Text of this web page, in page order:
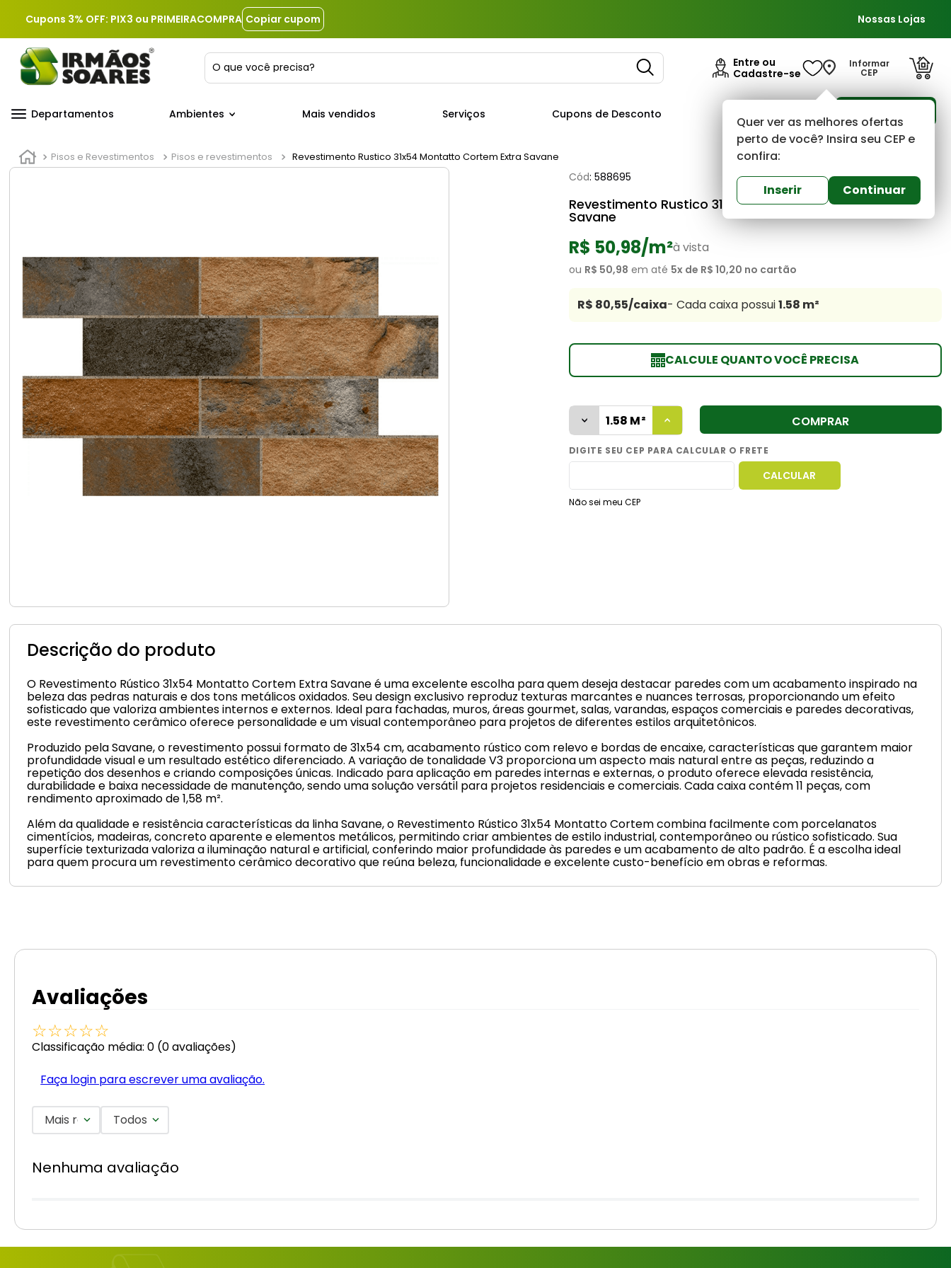
Cupons 3% OFF: PIX3 ou PRIMEIRACOMPRA Copiar cupom Nossas Lojas
O que você precisa?
Entre ou
Cadastre-se
Informar
CEP
Quer ver as melhores ofertas
perto de você? Insira seu CEP e
confira:
Inserir Continuar
Departamentos Ambientes Mais vendidos Serviços Cupons de Desconto
Pisos e Revestimentos Pisos e revestimentos Revestimento Rustico 31x54 Montatto Cortem Extra Savane
Cód: 588695 Savane 0 (0)
Revestimento Rustico 31x54 Montatto Cortem Extra
Savane
R$ 50,98/m²à vista
ou R$ 50,98 em até 5x de R$ 10,20 no cartão
R$ 80,55/caixa- Cada caixa possui1.58 m²
CALCULE QUANTO VOCÊ PRECISA
COMPRAR
Não sei meu CEP
Descrição do produto
O Revestimento Rústico 31x54 Montatto Cortem Extra Savane é uma excelente escolha para quem deseja destacar paredes com um acabamento inspirado na
beleza das pedras naturais e dos tons metálicos oxidados. Seu design exclusivo reproduz texturas marcantes e nuances terrosas, proporcionando um efeito
sofisticado que valoriza ambientes internos e externos. Ideal para fachadas, muros, áreas gourmet, salas, varandas, espaços comerciais e paredes decorativas,
este revestimento cerâmico oferece personalidade e um visual contemporâneo para projetos de diferentes estilos arquitetônicos.
Produzido pela Savane, o revestimento possui formato de 31x54 cm, acabamento rústico com relevo e bordas de encaixe, características que garantem maior
profundidade visual e um resultado estético diferenciado. A variação de tonalidade V3 proporciona um aspecto mais natural entre as peças, reduzindo a
repetição dos desenhos e criando composições únicas. Indicado para aplicação em paredes internas e externas, o produto oferece elevada resistência,
durabilidade e baixa necessidade de manutenção, sendo uma solução versátil para projetos residenciais e comerciais. Cada caixa contém 11 peças, com
rendimento aproximado de 1,58 m².
Além da qualidade e resistência características da linha Savane, o Revestimento Rústico 31x54 Montatto Cortem combina facilmente com porcelanatos
cimentícios, madeiras, concreto aparente e elementos metálicos, permitindo criar ambientes de estilo industrial, contemporâneo ou rústico sofisticado. Sua
superfície texturizada valoriza a iluminação natural e artificial, conferindo maior profundidade às paredes e um acabamento de alto padrão. É a escolha ideal
para quem procura um revestimento cerâmico decorativo que reúna beleza, funcionalidade e excelente custo-benefício em obras e reformas.
Avaliações
☆☆☆☆☆
Classificação média: 0 (0 avaliações)
Faça login para escrever uma avaliação.
Mais recentesTodos
Nenhuma avaliação
2º
porcelanato
7º
tinta
8º
cimento
9º
vaso sanitário
10º janela